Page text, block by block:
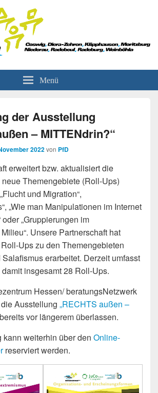
für Demokratie
Menü
der Ausstellung
– MITTENdrin?“
2022von PfD
erweitert bzw. aktualisiert die
Themengebiete (Roll-Ups)
und Migration“,
„Wie man Manipulationen im Internet
„Gruppierungen im
Unsere Partnerschaft hat
Ups zu den Themengebieten
erarbeitet. Derzeit umfasst
insgesamt 28 Roll-Ups.
Hessen/ beratungsNetzwerk
Ausstellung „RECHTS außen –
bereits vor längerem überlassen.
weiterhin über den Online-
reserviert werden.